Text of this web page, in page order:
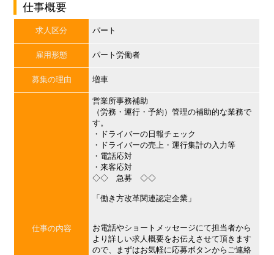
仕事概要
求人区分 パート
雇用形態 パート労働者
募集の理由 増車
仕事の内容
営業所事務補助
（労務・運行・予約）管理の補助的な業務で
す。
・ドライバーの日報チェック
・ドライバーの売上・運行集計の入力等
・電話応対
・来客応対
◇◇ 急募 ◇◇
「働き方改革関連認定企業」
お電話やショートメッセージにて担当者から
より詳しい求人概要をお伝えさせて頂きます
ので、まずはお気軽に応募ボタンからご連絡